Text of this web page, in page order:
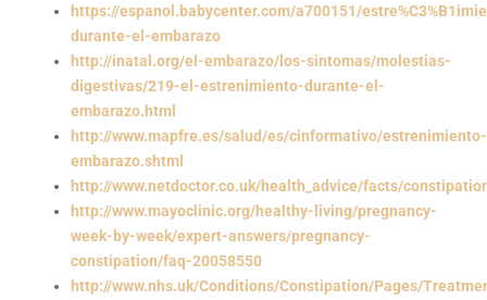
https://espanol.babycenter.com/a700151/
durante-el-embarazo
http://inatal.org/el-embarazo/los-sintomas/molestias-
digestivas/219-el-estrenimiento-durante-el-
embarazo.html
http://www.mapfre.es/salud/es/cinformativo/estrenimiento-
embarazo.shtml
http://www.netdoctor.co.uk/health_advice/facts/
http://www.mayoclinic.org/healthy-living/pregnancy-
week-by-week/expert-answers/pregnancy-
constipation/faq-20058550
http://www.nhs.uk/Conditions/Constipation/Pages/